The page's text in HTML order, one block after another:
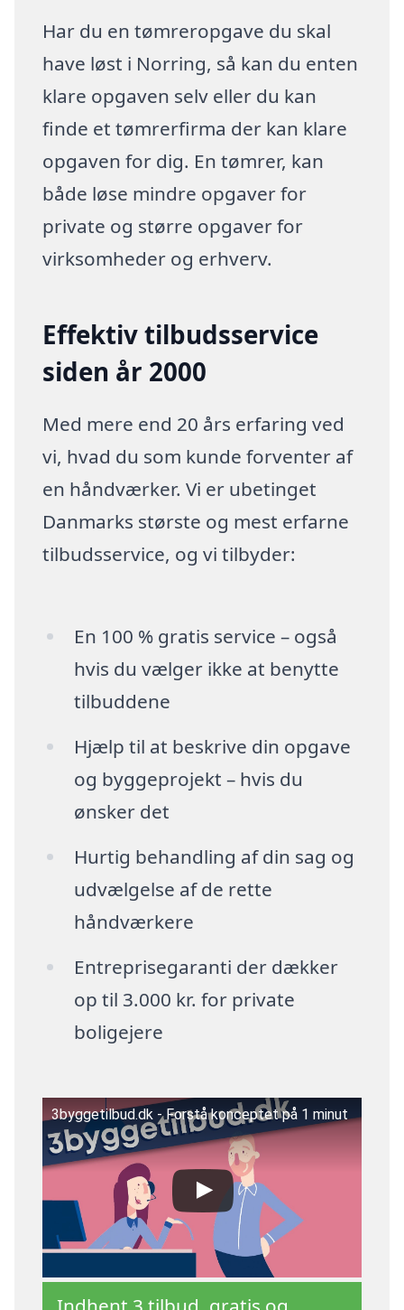
Har du en tømreropgave du skal
have løst i Norring, så kan du enten
klare opgaven selv eller du kan
finde et tømrerfirma der kan klare
opgaven for dig. En tømrer, kan
både løse mindre opgaver for
private og større opgaver for
virksomheder og erhverv.
Effektiv tilbudsservice
siden år 2000
Med mere end 20 års erfaring ved
vi, hvad du som kunde forventer af
en håndværker. Vi er ubetinget
Danmarks største og mest erfarne
tilbudsservice, og vi tilbyder:
En 100 % gratis service – også
hvis du vælger ikke at benytte
tilbuddene
Hjælp til at beskrive din opgave
og byggeprojekt – hvis du
ønsker det
Hurtig behandling af din sag og
udvælgelse af de rette
håndværkere
Entreprisegaranti der dækker
op til 3.000 kr. for private
boligejere
3byggetilbud.dk - Forstå konceptet på 1 minut